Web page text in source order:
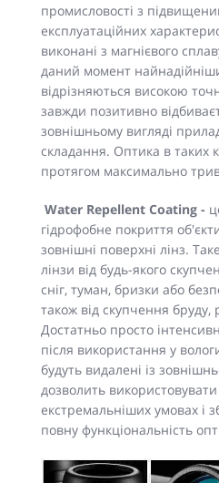
промисловості з
експлуатаційних
виконані з магнієвого
даний момент
відрізняються високою
завжди позитивно
зовнішньому вигляді
складання. Оптика в таких
протягом максимально
Water Repellent Coating -
гідрофобне покриття
зовнішні поверхні лінз.
лінзи від будь-якого
сніг, туман, бризки або
також від скупчення бруду,
Достатньо просто
після використання у
будуть видалені із
дозволить
екстремальніших умовах і
повну функціональність